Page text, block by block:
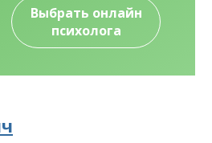
Выбрать онлайн
психолога